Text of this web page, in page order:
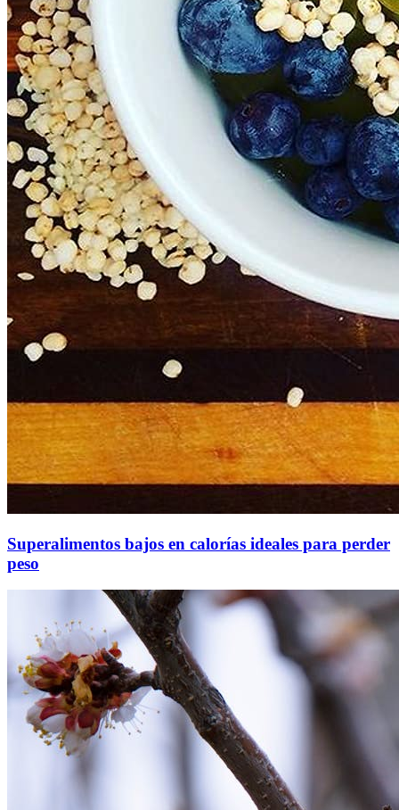
Superalimentos bajos en calorías ideales para perder
peso